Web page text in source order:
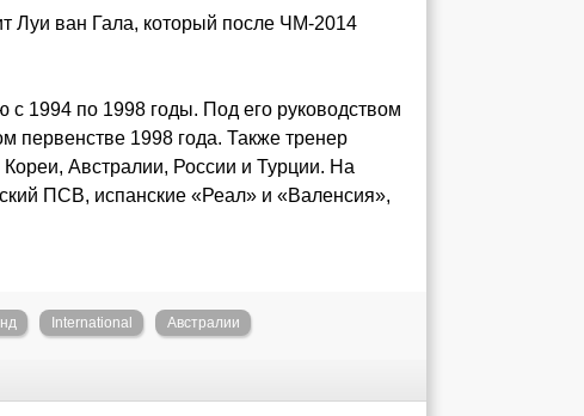
Луи ван Гала, который после ЧМ-2014
с 1994 по 1998 годы. Под его руководством
первенстве 1998 года. Также тренер
Австралии, России и Турции. На
ПСВ, испанские «Реал» и «Валенсия»,
International Австралии